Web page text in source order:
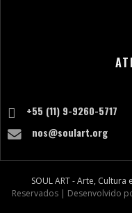
+55 (11) 9-9260-5717
nos@soulart.org
SOUL ART - Arte, Cultura
Reservados | Desenvolvido